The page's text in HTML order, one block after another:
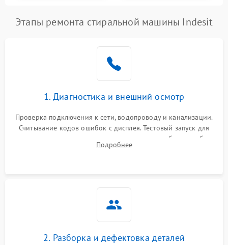
Этапы ремонта стиральной машины Indesit
1. Диагностика и внешний осмотр
Проверка подключения к сети, водопроводу и канализации.
Считывание кодов ошибок с дисплея. Тестовый запуск для
выявления посторонних шумов, протечек или сбоев в работе
электронного модуля управления.
Подробнее
2. Разборка и дефектовка деталей